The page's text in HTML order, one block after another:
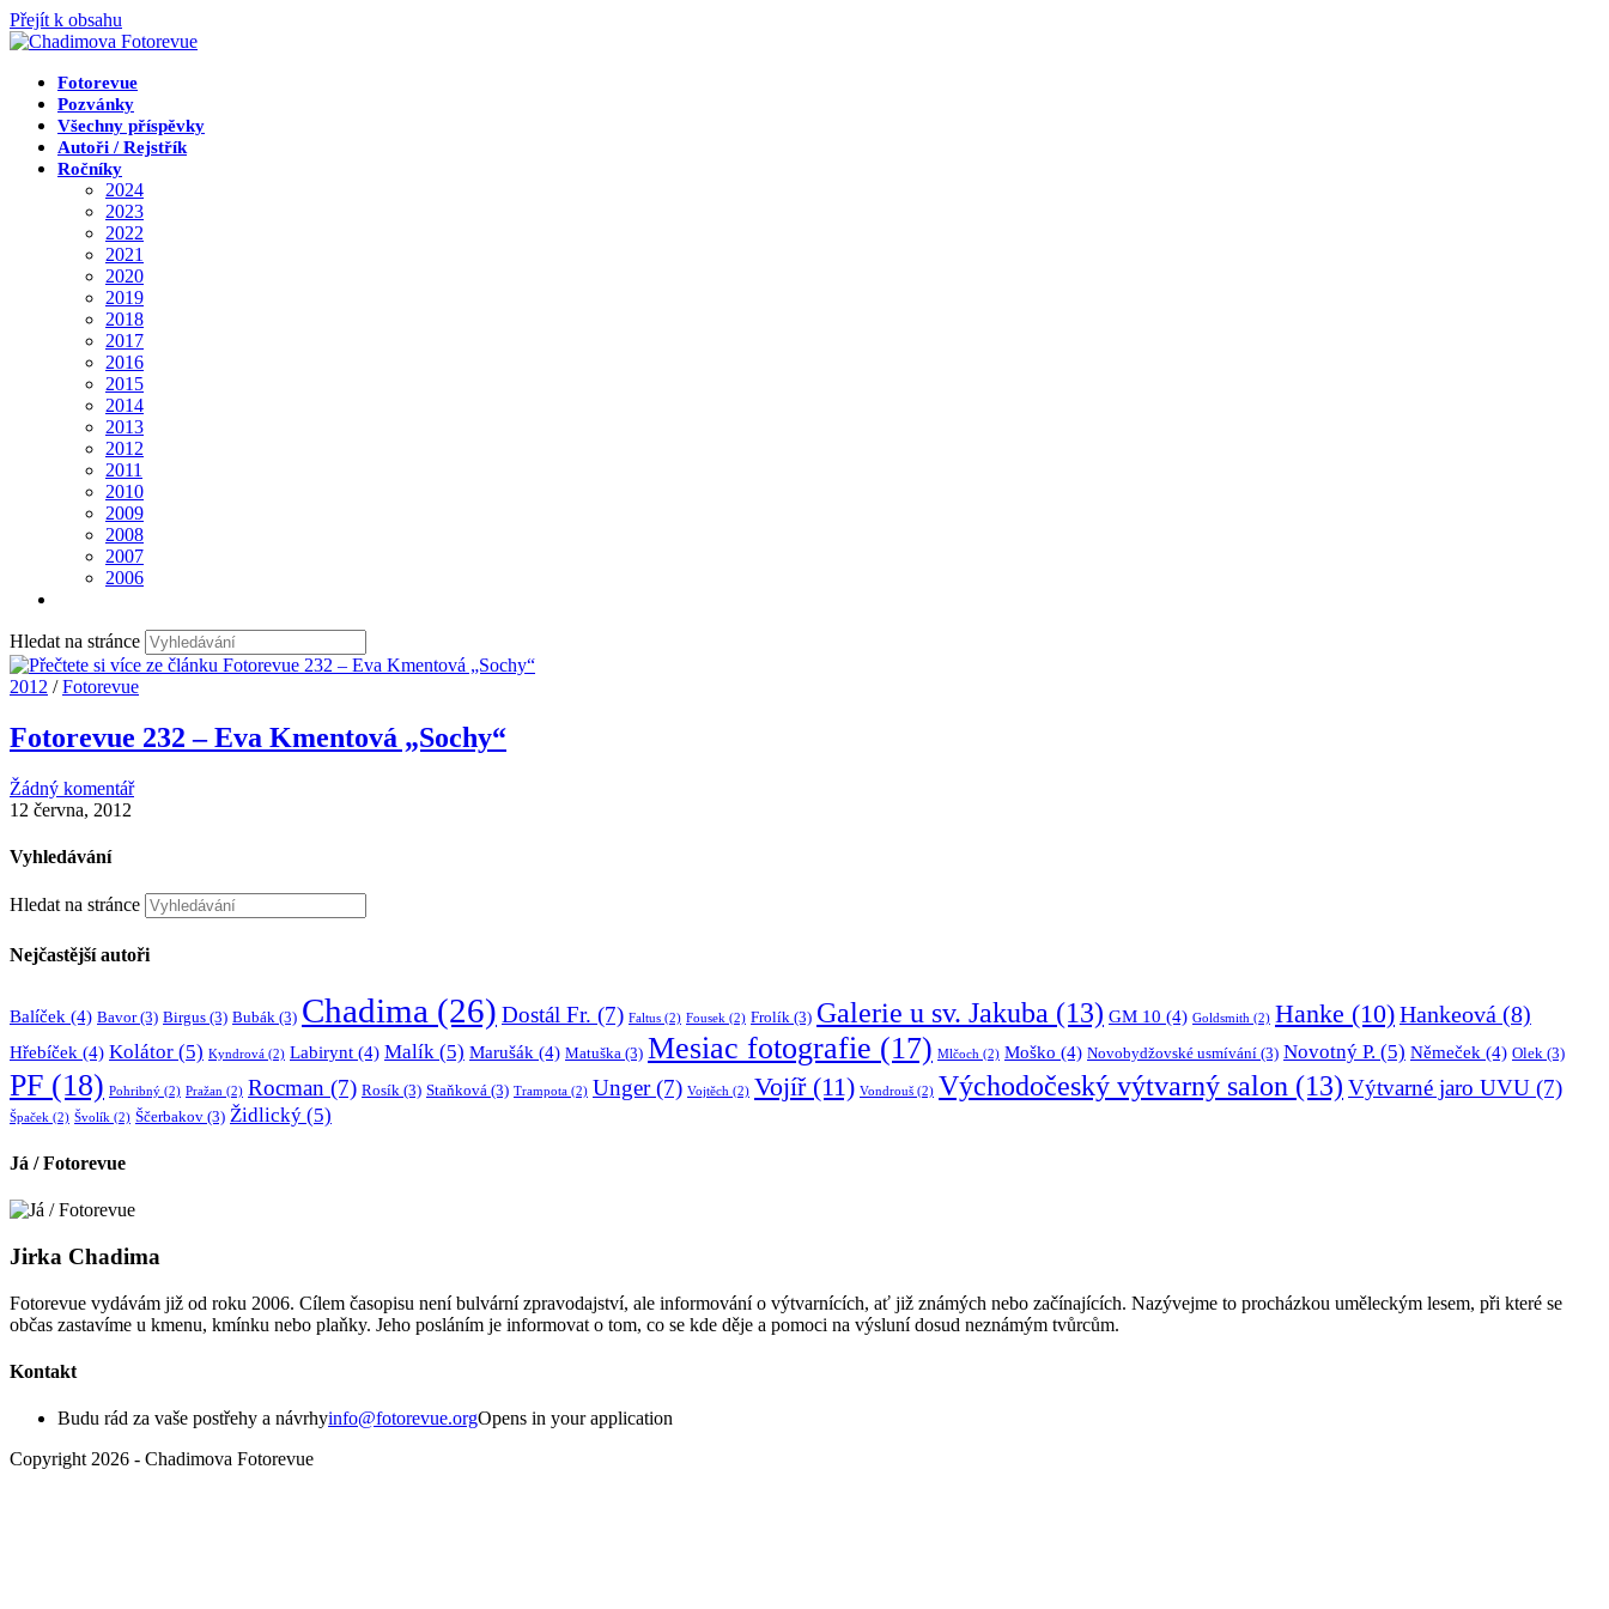
Přejít k obsahu
Fotorevue
Pozvánky
Všechny příspěvky
Autoři / Rejstřík
Ročníky
2024
2023
2022
2021
2020
2019
2018
2017
2016
2015
2014
2013
2012
2011
2010
2009
2008
2007
2006
Hledat na stránce
2012 /Fotorevue
Fotorevue 232 – Eva Kmentová „Sochy“
Žádný komentář
12 června, 2012
Vyhledávání
Hledat na stránce
Nejčastější autoři
Balíček (4) Bavor(3) Birgus (3) Bubák (3) Chadima (26) Dostál Fr. (7) Faltus (2) Fousek (2) Frolík (3) Galerie u sv. Jakuba (13) GM 10 (4) Goldsmith (2) Hanke (10)Hankeová (8)
Hřebíček (4) Kolátor (5) Kyndrová (2) Labirynt (4) Malík (5) Marušák (4) Matuška (3) Mesiac fotografie (17) Mlčoch (2) Moško (4) Novobydžovské usmívání (3) Novotný P. (5) Němeček (4) Olek (3)
PF (18) Pohribný (2) Pražan (2) Rocman (7) Rosík (3) Staňková (3) Trampota (2) Unger(7) Vojtěch (2) Vojíř(11) Vondrouš (2) Východočeský výtvarný salon (13) Výtvarné jaro UVU (7)
Špaček (2) Švolík (2) Ščerbakov (3) Židlický (5)
Já / Fotorevue
Jirka Chadima
Fotorevue vydávám již od roku 2006. Cílem časopisu není bulvární zpravodajství, ale informování o výtvarnících, ať již známých nebo začínajících. Nazývejme to procházkou uměleckým lesem, při které se
občas zastavíme u kmenu, kmínku nebo plaňky. Jeho posláním je informovat o tom, co se kde děje a pomoci na výsluní dosud neznámým tvůrcům.
Kontakt
Budu rád za vaše postřehy a návrhyinfo@fotorevue.orgOpens in your application
Copyright 2026 - Chadimova Fotorevue